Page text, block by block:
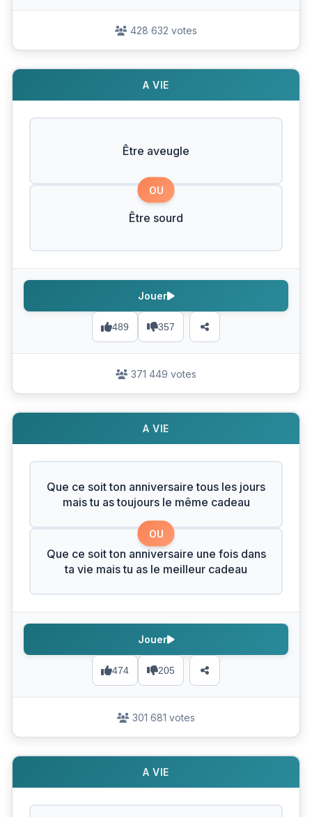
428 632 votes
A VIE
Être aveugle
OU
Être sourd
489 357
Jouer
371 449 votes
A VIE
Que ce soit ton anniversaire tous les jours
mais tu as toujours le même cadeau
OU
Que ce soit ton anniversaire une fois dans
ta vie mais tu as le meilleur cadeau
474 205
Jouer
301 681 votes
A VIE